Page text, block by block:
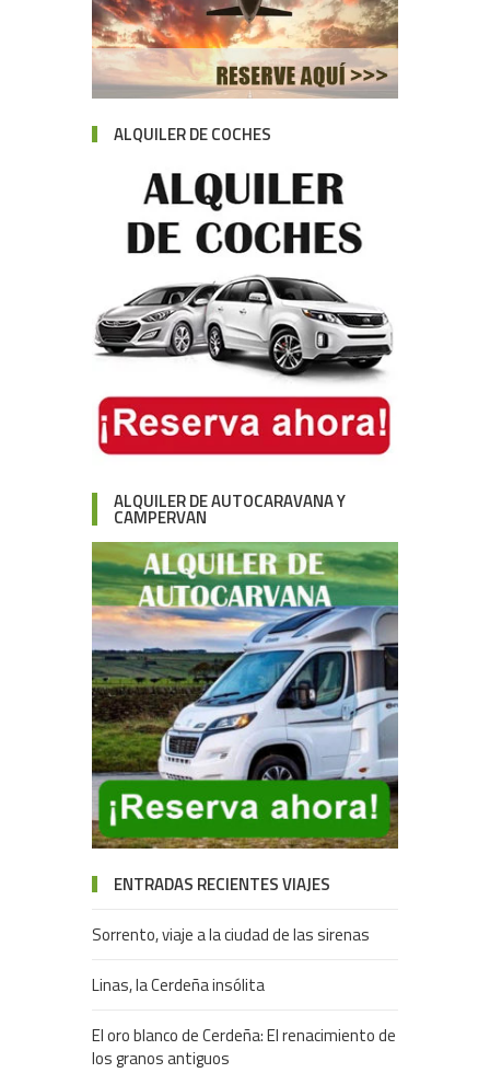
ALQUILER DE COCHES
ALQUILER DE AUTOCARAVANA Y
CAMPERVAN
ENTRADAS RECIENTES VIAJES
Sorrento, viaje a la ciudad de las sirenas
Linas, la Cerdeña insólita
El oro blanco de Cerdeña: El renacimiento de
los granos antiguos